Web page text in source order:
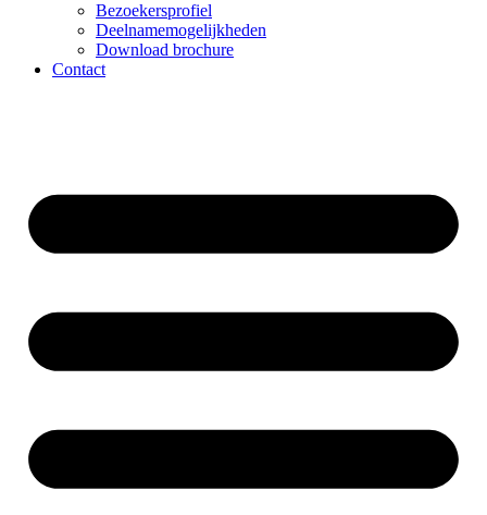
Bezoekersprofiel
Deelnamemogelijkheden
Download brochure
Contact